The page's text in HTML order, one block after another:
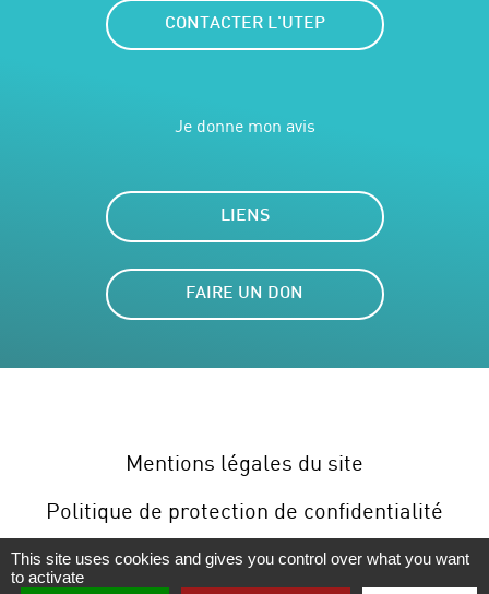
CONTACTER L'UTEP
Je donne mon avis
LIENS
FAIRE UN DON
Mentions légales du site
Politique de protection de confidentialité
Plan du site
Gérer les cookies
This site uses cookies and gives you control over what you want
to activate